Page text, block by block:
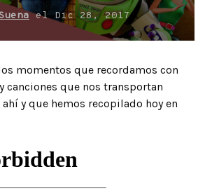
el Dic 28, 2017
momentos que recordamos con
canciones que nos transportan
y que hemos recopilado hoy en